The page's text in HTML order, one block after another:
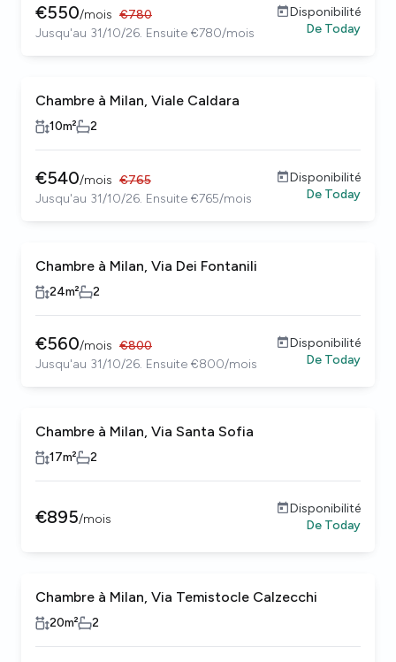
€550/mois €780
Jusqu'au 31/10/26. Ensuite €780/mois
Disponibilité
De Today
Chambre à Milan, Viale Caldara
10m² 2
€540/mois €765
Jusqu'au 31/10/26. Ensuite €765/mois
Disponibilité
De Today
Chambre à Milan, Via Dei Fontanili
24m² 2
€560/mois €800
Jusqu'au 31/10/26. Ensuite €800/mois
Disponibilité
De Today
Chambre à Milan, Via Santa Sofia
17m² 2
€895/mois
Disponibilité
De Today
Chambre à Milan, Via Temistocle Calzecchi
20m² 2